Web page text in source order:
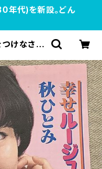
代)を新設。どん
けなさい